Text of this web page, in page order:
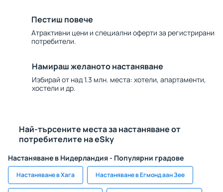
Пестиш повече
Атрактивни цени и специални оферти за регистрирани
потребители.
Намираш желаното настаняване
Избирай от над 1.3 млн. места: хотели, апартаменти,
хостели и др.
Най-търсените места за настаняване от
потребителите на eSky
Настаняване в Нидерландия - Популярни градове
Настаняване в Хага Настаняване в Егмонд аан Зее